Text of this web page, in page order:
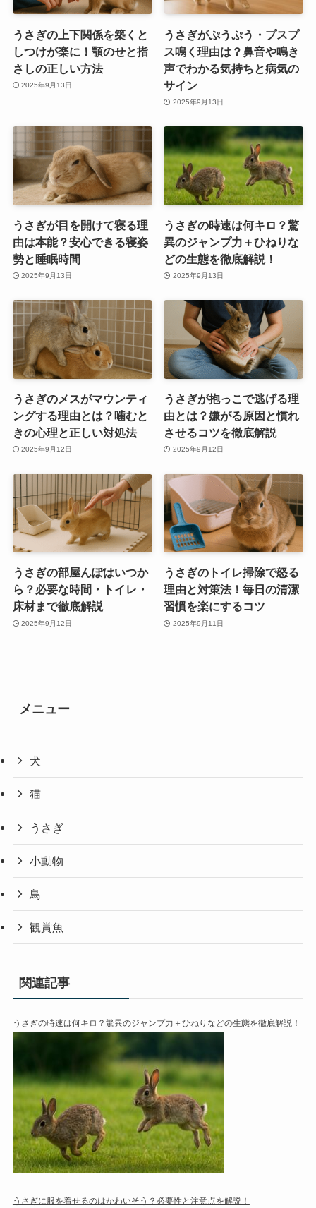
うさぎの上下関係を築くと
しつけが楽に！顎のせと指
さしの正しい方法
2025年9月13日
うさぎがぷうぷう・プスプ
ス鳴く理由は？鼻音や鳴き
声でわかる気持ちと病気の
サイン
2025年9月13日
うさぎが目を開けて寝る理
由は本能？安心できる寝姿
勢と睡眠時間
2025年9月13日
うさぎの時速は何キロ？驚
異のジャンプ力＋ひねりな
どの生態を徹底解説！
2025年9月13日
うさぎのメスがマウンティ
ングする理由とは？噛むと
きの心理と正しい対処法
2025年9月12日
うさぎが抱っこで逃げる理
由とは？嫌がる原因と慣れ
させるコツを徹底解説
2025年9月12日
うさぎの部屋んぽはいつか
ら？必要な時間・トイレ・
床材まで徹底解説
2025年9月12日
うさぎのトイレ掃除で怒る
理由と対策法！毎日の清潔
習慣を楽にするコツ
2025年9月11日
メニュー
犬
猫
うさぎ
小動物
鳥
観賞魚
関連記事
うさぎの時速は何キロ？驚異のジャンプ力＋ひねりなどの生態を徹底解説！
うさぎに服を着せるのはかわいそう？必要性と注意点を解説！